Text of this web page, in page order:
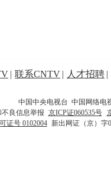
| 联系CNTV | 人才招聘 |
中国中央电视台 中国网络电
良信息举报 京ICP证060535号
证号 0102004 新出网证（京）